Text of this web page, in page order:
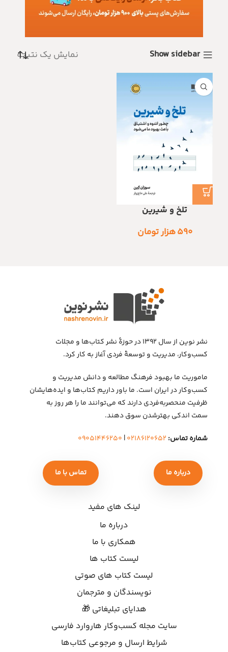
Show sidebar نمایش یک نتیجه
تلخ و شیرین
۵۹۰هزار تومان
نشر نوین از سال ۱۳۹۲ در حوزهٔ نشر کتاب‌ها و مجلات
کسب‌وکار، مدیریت و توسعهٔ فردی آغاز به کار کرد.
ماموریت ما بهبود فرهنگ مطالعه و دانش مدیریت و
کسب‌وکار در ایران است. ما باور داریم کتاب‌ها و ایده‌هایشان
ظرفیت منحصربه‌فردی دارند که می‌توانند ما را هر روز به
سمت اندکی بهتر‌شدن سوق دهند.
شماره تماس: ۰۲۱۸۶۱۲۰۶۵۲| ۰۹۰۵۱۴۴۶۲۵۰
درباره ما تماس با ما
لینک های مفید
درباره ما
همکاری با ما
لیست کتاب ها
لیست کتاب های صوتی
نویسندگان و مترجمان
هدایای تبلیغاتی 🎁
سایت مجله کسب‌وکار هاروارد فارسی
شرایط ارسال و مرجوعی کتاب‌ها